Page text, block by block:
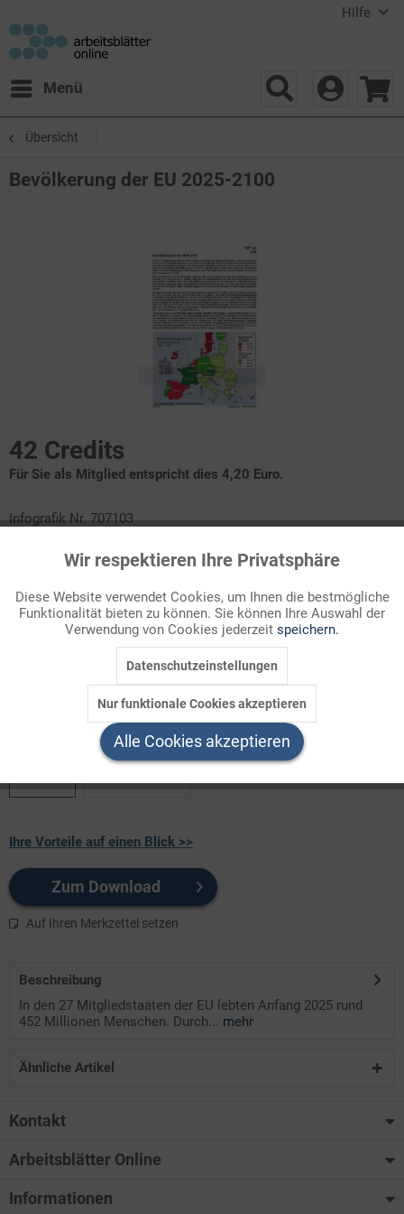
Hilfe
Menü
Übersicht
Bevölkerung der EU 2025-2100
42 Credits
Für Sie als Mitglied entspricht dies 4,20 Euro.
Infografik Nr. 707103
In einer Reihe von "wenn, dann"-Berechnungen fragt das
bis zum Ende des Jahrhunderts weiterentwickeln könnte. Das
Grundszenario ergibt einen Rückgang um 12 % gegenüber 2025.
Vergleichen Sie, wie die einzelnen EU-Länder dabei
Welchen Download brauchen Sie?
Ihre Vorteile auf einen Blick >>
Zum Download
Auf Ihren Merkzettel setzen
Beschreibung
In den 27 Mitgliedstaaten der EU lebten Anfang 2025 rund
452 Millionen Menschen. Durch... mehr
Ähnliche Artikel
Kontakt
Arbeitsblätter Online
Informationen
Funktionale Aktiv
Marketing Inaktiv
Inaktiv
Wir respektieren Ihre Privatsphäre
Diese Website verwendet Cookies, um Ihnen die bestmögliche
Funktionalität bieten zu können. Sie können Ihre Auswahl der
Verwendung von Cookies jederzeit speichern.
Datenschutzeinstellungen
Nur funktionale Cookies akzeptieren
Alle Cookies akzeptieren